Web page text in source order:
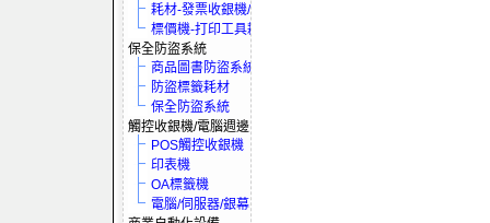
耗材-發票收銀機/保全系統
標價機-打印工具耗材
保全防盜系統
商品圖書防盜系統
防盜標籤耗材
保全防盜系統
觸控收銀機/電腦週邊
POS觸控收銀機
印表機
OA標籤機
電腦/伺服器/銀幕